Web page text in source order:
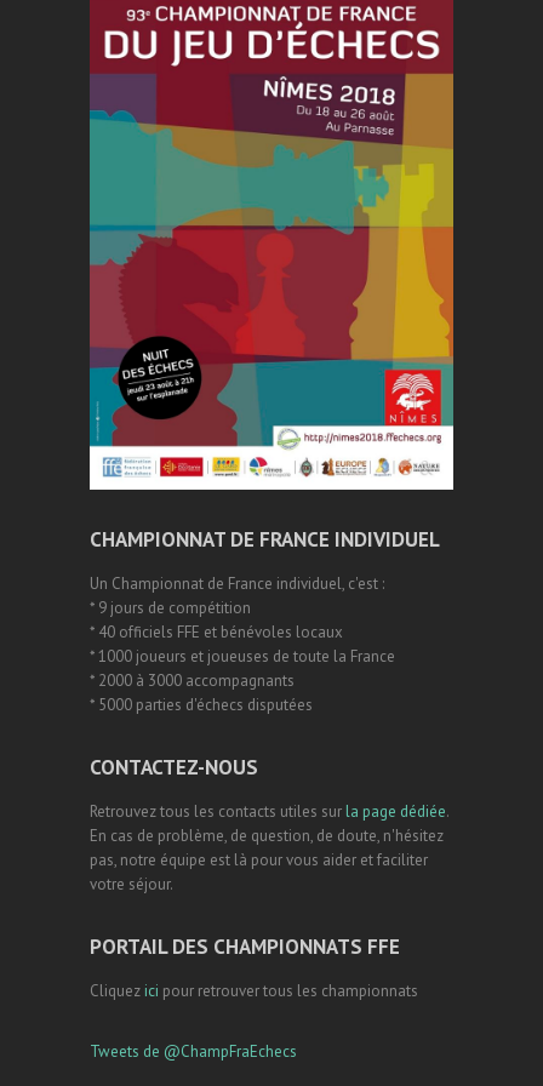
o
k
o
n
CHAMPIONNAT DE FRANCE INDIVIDUEL
Un Championnat de France individuel, c'est :
* 9 jours de compétition
* 40 officiels FFE et bénévoles locaux
* 1000 joueurs et joueuses de toute la France
* 2000 à 3000 accompagnants
* 5000 parties d'échecs disputées
CONTACTEZ-NOUS
Retrouvez tous les contacts utiles sur la page dédiée.
En cas de problème, de question, de doute, n'hésitez
pas, notre équipe est là pour vous aider et faciliter
votre séjour.
PORTAIL DES CHAMPIONNATS FFE
Cliquez ici pour retrouver tous les championnats
Tweets de @ChampFraEchecs